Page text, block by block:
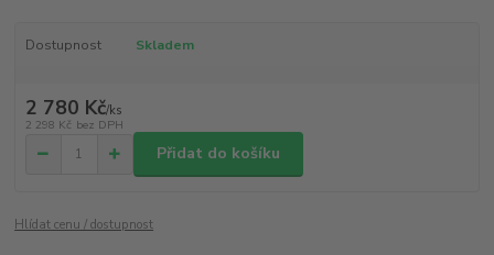
Dostupnost Skladem
2 780 Kč/ks
2 298 Kč bez DPH
Přidat do košíku
Hlídat cenu / dostupnost